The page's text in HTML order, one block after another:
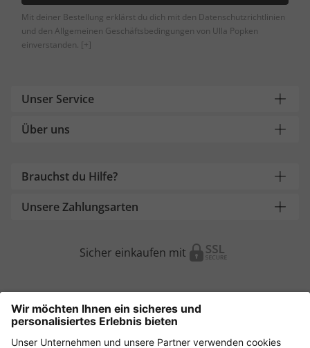
Mit deiner Bestellung erklärst du dich mit den Datenschutzrichtlinien
und den Allgemeinen Geschäftsbedingungen von Ulla Popken
einverstanden. [+]
Unser Service
Über uns
Brauchst du Hilfe?
Unsere Zahlungsarten
Sicher einkaufen mit
Weitere Onlineshops